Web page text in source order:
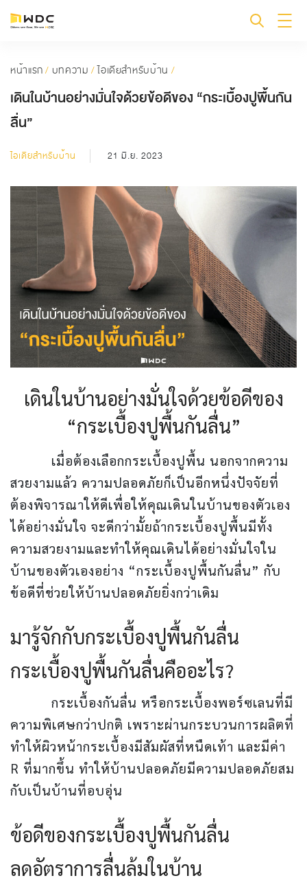
หน้าแรก/ บทความ /ไอเดียสำหรับบ้าน /
เดินในบ้านอย่างมั่นใจด้วยข้อดีของ “กระเบื้องปูพื้นกัน
ลื่น”
ไอเดียสำหรับบ้าน 21 มิ.ย. 2023
เดินในบ้านอย่างมั่นใจด้วยข้อดีของ
“กระเบื้องปูพื้นกันลื่น”
เมื่อต้องเลือกกระเบื้องปูพื้น นอกจากความ
สวยงามแล้ว ความปลอดภัยก็เป็นอีกหนึ่งปัจจัยที่
ต้องพิจารณาให้ดีเพื่อให้คุณเดินในบ้านของตัวเอง
ได้อย่างมั่นใจ จะดีกว่ามั้ยถ้ากระเบื้องปูพื้นมีทั้ง
ความสวยงามและทำให้คุณเดินได้อย่างมั่นใจใน
บ้านของตัวเองอย่าง “กระเบื้องปูพื้นกันลื่น” กับ
ข้อดีที่ช่วยให้บ้านปลอดภัยยิ่งกว่าเดิม
มารู้จักกับกระเบื้องปูพื้นกันลื่น
กระเบื้องปูพื้นกันลื่นคืออะไร?
กระเบื้องกันลื่น หรือกระเบื้องพอร์ซเลนที่มี
ความพิเศษกว่าปกติ เพราะผ่านกระบวนการผลิตที่
ทำให้ผิวหน้ากระเบื้องมีสัมผัสที่หนืดเท้า และมีค่า
R ที่มากขึ้น ทำให้บ้านปลอดภัยมีความปลอดภัยสม
กับเป็นบ้านที่อบอุ่น
ข้อดีของกระเบื้องปูพื้นกันลื่น
ลดอัตราการลื่นล้มในบ้าน